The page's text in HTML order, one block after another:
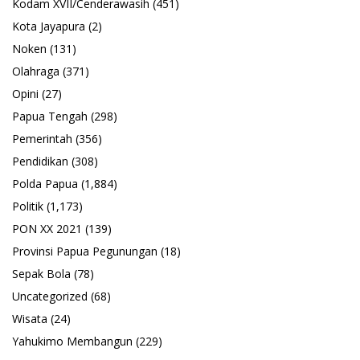
Kodam XVII/Cenderawasih (451)
Kota Jayapura (2)
Noken (131)
Olahraga (371)
Opini (27)
Papua Tengah (298)
Pemerintah (356)
Pendidikan (308)
Polda Papua (1,884)
Politik (1,173)
PON XX 2021 (139)
Provinsi Papua Pegunungan (18)
Sepak Bola (78)
Uncategorized (68)
Wisata (24)
Yahukimo Membangun (229)